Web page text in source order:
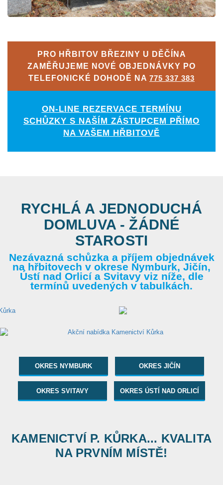
PRO HŘBITOV BŘEZINY U DĚČÍNA
ZAMĚŘUJEME NOVÉ OBJEDNÁVKY PO
TELEFONICKÉ DOHODĚ NA 775 337 383
ON-LINE REZERVACE TERMÍNU
SCHŮZKY S NAŠÍM ZÁSTUPCEM PŘÍMO
NA VAŠEM HŘBITOVĚ
RYCHLÁ A JEDNODUCHÁ
DOMLUVA - ŽÁDNÉ
STAROSTI
Nezávazná schůzka a příjem objednávek
na hřbitovech v okrese Nymburk, Jičín,
Ústí nad Orlicí a Svitavy viz níže, dle
termínů uvedených v tabulkách.
OKRES NYMBURK OKRES JIČÍN
OKRES SVITAVY OKRES ÚSTÍ NAD ORLICÍ
KAMENICTVÍ P. KŮRKA... KVALITA
NA PRVNÍM MÍSTĚ!